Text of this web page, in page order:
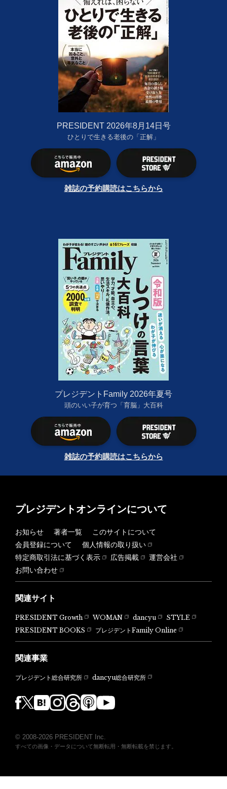
PRESIDENT 2026年8月14日号
ひとりで生きる老後の「正解」
雑誌の予約購読はこちらから
プレジデントFamily 2026年夏号
頭のいい子が育つ「育脳」大百科
雑誌の予約購読はこちらから
プレジデントオンラインについて
お知らせ 著者一覧
このサイトについて
会員登録について
個人情報の取り扱い
特定商取引法に基づく表示
広告掲載
運営会社
お問い合わせ
関連サイト
PRESIDENT Growth WOMAN dancyu
STYLE
PRESIDENT BOOKS
プレジデントFamily Online
関連事業
プレジデント総合研究所 dancyu総合研究所
© 2008-2026 PRESIDENT Inc.
すべての画像・データについて無断転用・無断転載を禁じます。